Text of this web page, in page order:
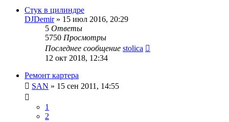
Стук в цилиндре
DJDemir» 15 июл 2016, 20:29
5 Ответы
5750 Просмотры
Последнее сообщение stolica
12 окт 2018, 12:34
Ремонт картера
SAN » 15 сен 2011, 14:55
1
2